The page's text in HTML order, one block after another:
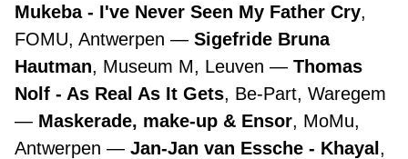
Mukeba - I've Never Seen My Father Cry,
FOMU, Antwerpen
Sigefride Bruna
Hautman, Museum M, Leuven
Thomas
Nolf - As Real As It Gets, Be-Part, Waregem
Maskerade, make-up & Ensor, MoMu,
Antwerpen
Jan-Jan van Essche - Khayal ,